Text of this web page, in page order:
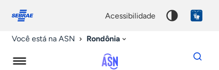
conosco
acessibilidade
Você está na ASN Rondônia
Dados
para